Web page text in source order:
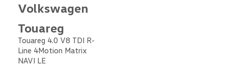
Volkswagen
Touareg
Touareg 4.0 V8 TDI R-
Line 4Motion Matrix
NAVI LE